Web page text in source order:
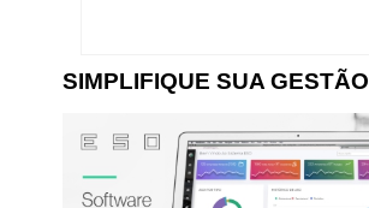
SIMPLIFIQUE SUA GESTÃO